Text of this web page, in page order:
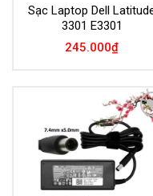
Sạc Laptop Dell
3301 E3301
245.000₫
Add